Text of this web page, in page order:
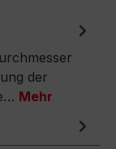
der
Mehr